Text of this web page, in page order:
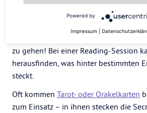
Nähe ist nicht so dein Ding? Beim
bekommst du
zu gehen! Bei einer Reading-Session
herausfinden, was hinter bestimmten
steckt.
Oft kommen Tarot- oder Orakelkarten
zum Einsatz – in ihnen stecken die
Powered by
Impressum